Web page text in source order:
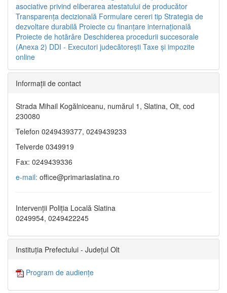
asociative privind eliberarea atestatului de producător
Transparenţa decizională Formulare cereri tip Strategia de
dezvoltare durabilă Proiecte cu finanţare internaţională
Proiecte de hotărâre Deschiderea procedurii succesorale
(Anexa 2) DDI - Executori judecătorești Taxe şi impozite
online
Informaţii de contact
Strada Mihail Kogălniceanu, numărul 1, Slatina, Olt, cod
230080
Telefon 0249439377, 0249439233
Telverde 0349919
Fax: 0249439336
e-mail: office@primariaslatina.ro
Intervenții Poliția Locală Slatina
0249954, 0249422245
Instituția Prefectului - Județul Olt
Program de audiențe